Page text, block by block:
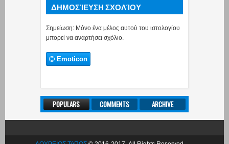
ΔΗΜΟΣΊΕΥΣΗ ΣΧΟΛΊΟΥ
Σημείωση: Μόνο ένα μέλος αυτού του ιστολογίου
μπορεί να αναρτήσει σχόλιο.
Emoticon
POPULARS COMMENTS ARCHIVE